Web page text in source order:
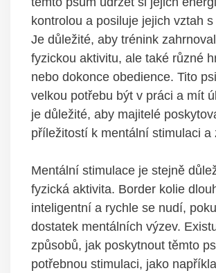
kontrolou a posiluje jejich vztah
Je důležité, aby trénink
fyzickou aktivitu, ale také různé
nebo dokonce obedience. Tito
velkou potřebu být v práci a mít
je důležité, aby majitelé
příležitostí k mentální stimulaci a
Mentální stimulace je stejně
fyzická aktivita. Border kolie
inteligentní a rychle se nudí,
dostatek mentálních výzev.
způsobů, jak poskytnout těmto
potřebnou stimulaci, jako